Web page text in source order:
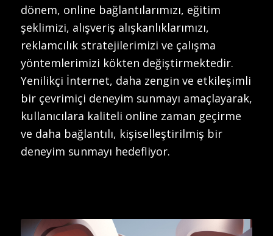
dönem, online bağlantılarımızı, eğitim
şeklimizi, alışveriş alışkanlıklarımızı,
reklamcılık stratejilerimizi ve çalışma
yöntemlerimizi kökten değiştirmektedir.
Yenilikçi İnternet, daha zengin ve etkileşimli
bir çevrimiçi deneyim sunmayı amaçlayarak,
kullanıcılara kaliteli online zaman geçirme
ve daha bağlantılı, kişiselleştirilmiş bir
deneyim sunmayı hedefliyor.